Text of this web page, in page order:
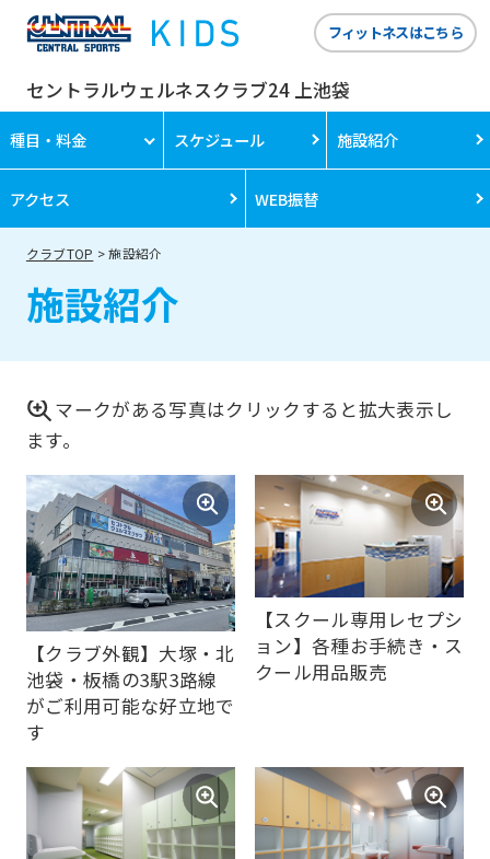
セントラルウェルネスクラブ24 上池袋
フィットネスはこちら
種目・料金 スケジュール 施設紹介
アクセス WEB振替
クラブTOP 施設紹介
施設紹介
マークがある写真はクリックすると拡大表示し
ます。
【クラブ外観】大塚・北
池袋・板橋の3駅3路線
がご利用可能な好立地で
す
【スクール専用レセプシ
ョン】各種お手続き・ス
クール用品販売
For
Central
official